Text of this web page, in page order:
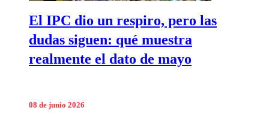
El IPC dio un respiro, pero las
dudas siguen: qué muestra
realmente el dato de mayo
08 de junio 2026